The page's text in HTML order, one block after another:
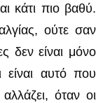
κάτι πιο βαθύ.
ούτε σαν
δεν είναι μόνο
είναι αυτό που
όταν οι